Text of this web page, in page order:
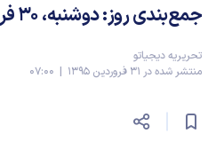
جمع‌بندی روز: دوشنبه، ۳۰ فروردین ۱۳۹۵
تحریریه دیجیاتو
منتشر شده در 31 فروردین 1395 | 07:00